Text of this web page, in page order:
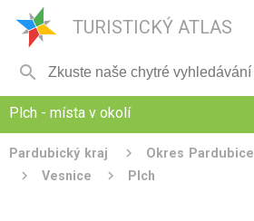
TURISTICKÝ ATLAS

Plch - místa v okolí
Pardubický kraj Okres Pardubice
Vesnice
Plch